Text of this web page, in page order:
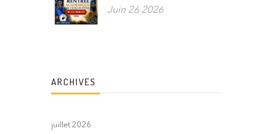
Juin 26 2026
ARCHIVES
juillet 2026